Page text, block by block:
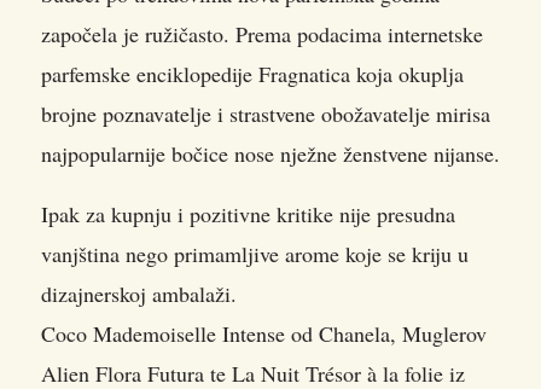
započela je ružičasto. Prema podacima internetske
parfemske enciklopedije Fragnatica koja okuplja
brojne poznavatelje i strastvene obožavatelje mirisa
najpopularnije bočice nose nježne ženstvene nijanse.
Ipak za kupnju i pozitivne kritike nije presudna
vanjština nego primamljive arome koje se kriju u
dizajnerskoj ambalaži.
Coco Mademoiselle Intense od Chanela, Muglerov
Alien Flora Futura te La Nuit Trésor à la folie iz